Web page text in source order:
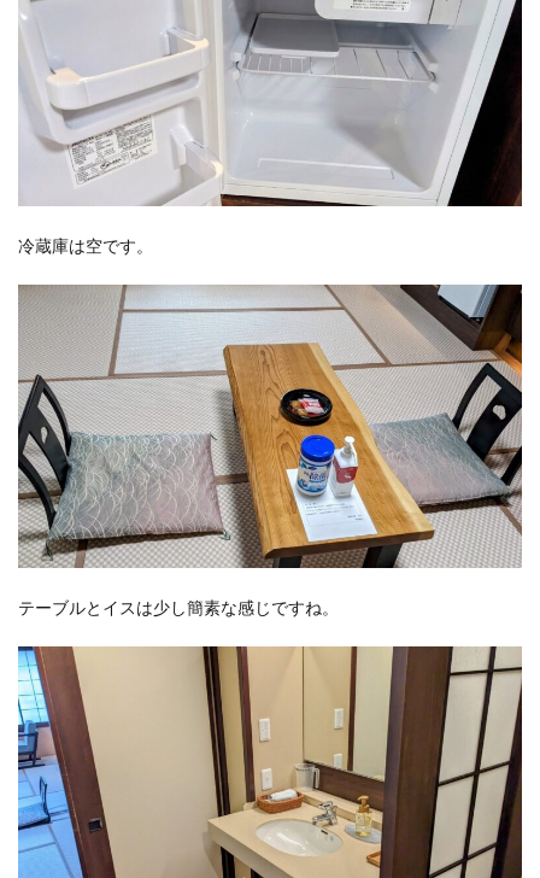
冷蔵庫は空です。
テーブルとイスは少し簡素な感じですね。